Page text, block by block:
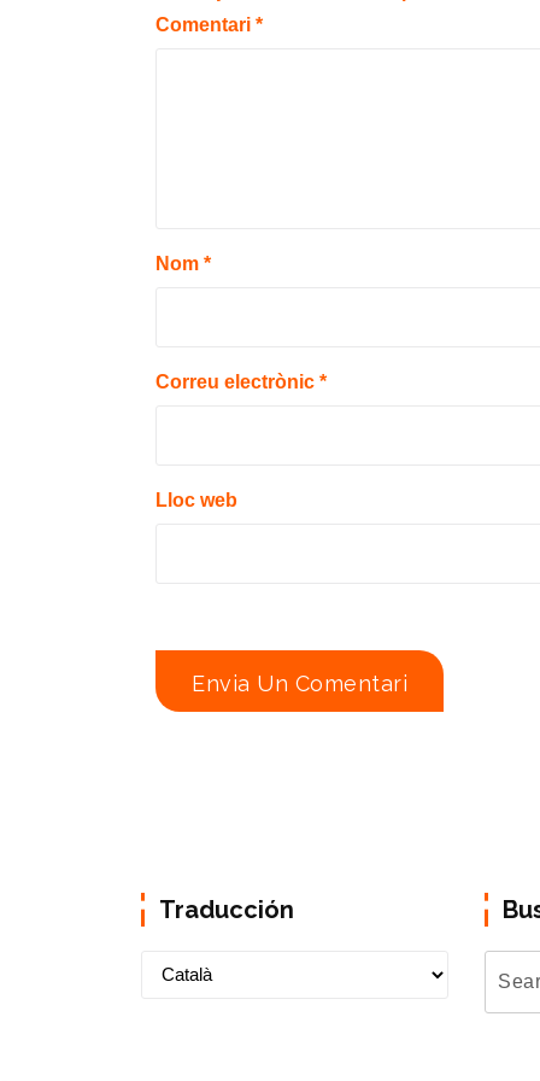
Comentari *
Nom *
Correu electrònic *
Lloc web
Traducción